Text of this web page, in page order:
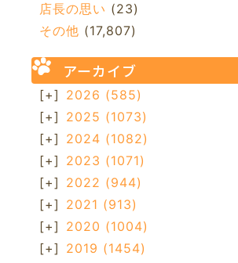
店長の思い (23)
その他 (17,807)
アーカイブ
[+] 2026 (585)
[+] 2025 (1073)
[+] 2024 (1082)
[+] 2023 (1071)
[+] 2022 (944)
[+] 2021 (913)
[+] 2020 (1004)
[+] 2019 (1454)